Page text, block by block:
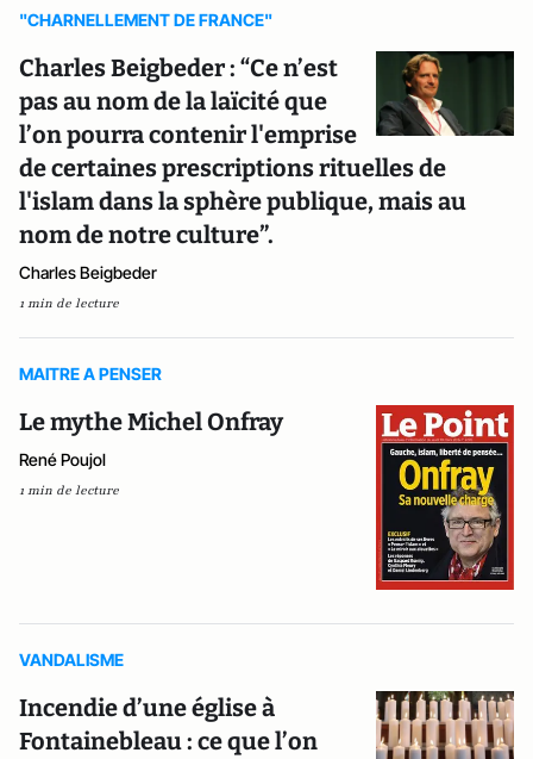
"CHARNELLEMENT DE FRANCE"
Charles Beigbeder : “Ce n’est
pas au nom de la laïcité que
l’on pourra contenir l'emprise
de certaines prescriptions rituelles de
l'islam dans la sphère publique, mais au
nom de notre culture”.
Charles Beigbeder
1 min de lecture
MAITRE A PENSER
Le mythe Michel Onfray
René Poujol
1 min de lecture
VANDALISME
Incendie d’une église à
Fontainebleau : ce que l’on